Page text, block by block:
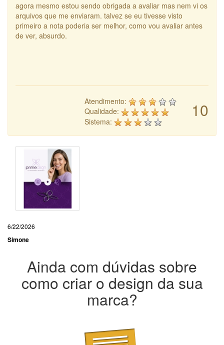
agora mesmo estou sendo obrigada a avaliar mas nem vi os
arquivos que me enviaram. talvez se eu tivesse visto
primeiro a nota poderia ser melhor, como vou avaliar antes
de ver, absurdo.
10
Atendimento:
Qualidade:
Sistema:
6/22/2026
Simone
Ainda com dúvidas sobre
como criar o design da sua
marca?